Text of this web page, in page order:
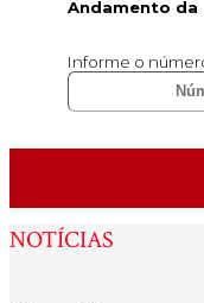
Andamento da
Informe o
NOTÍCIAS